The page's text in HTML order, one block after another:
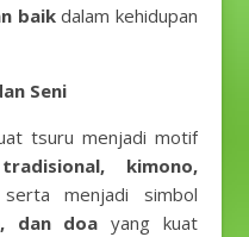
baikdalam kehidupan
Seni
tsuru menjadi motif
kimono,
menjadi simbol
dan doa yang kuat